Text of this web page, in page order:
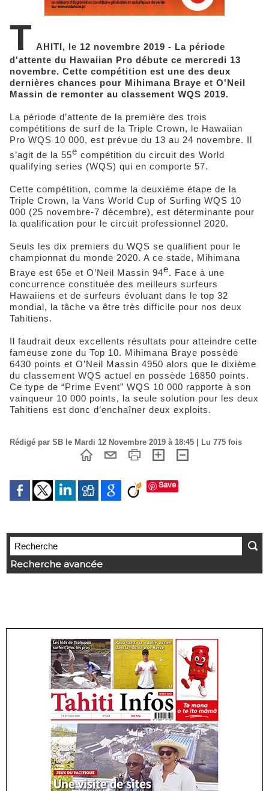
T AHITI, le 12 novembre 2019 - La période
d'attente du Hawaiian Pro débute ce mercredi 13
novembre. Cette compétition est une des deux
dernières chances pour Mihimana Braye et O'Neil
Massin de remonter au classement WQS 2019.
La période d’attente de la première des trois
compétitions de surf de la Triple Crown, le Hawaiian
Pro WQS 10 000, est prévue du 13 au 24 novembre. Il
s’agit de la 55e compétition du circuit des World
qualifying series (WQS) qui en comporte 57.
Cette compétition, comme la deuxième étape de la
Triple Crown, la Vans World Cup of Surfing WQS 10
000 (25 novembre-7 décembre), est déterminante pour
la qualification pour le circuit professionnel 2020.
Seuls les dix premiers du WQS se qualifient pour le
championnat du monde 2020. A ce stade, Mihimana
Braye est 65e et O’Neil Massin 94e. Face à une
concurrence constituée des meilleurs surfeurs
Hawaiiens et de surfeurs évoluant dans le top 32
mondial, la tâche va être très difficile pour nos deux
Tahitiens.
Il faudrait deux excellents résultats pour atteindre cette
fameuse zone du Top 10. Mihimana Braye possède
6430 points et O’Neil Massin 4950 alors que le dixième
du classement WQS actuel en possède 16850 points.
Ce type de “Prime Event” WQS 10 000 rapporte à son
vainqueur 10 000 points, la seule solution pour les deux
Tahitiens est donc d’enchaîner deux exploits.
Rédigé par SB le Mardi 12 Novembre 2019 à 18:45 | Lu 775 fois
Save
Recherche avancée